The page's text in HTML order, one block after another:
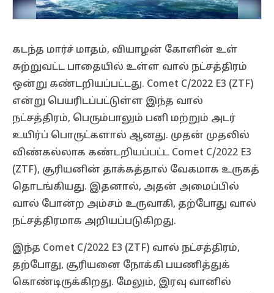
கடந்த மார்ச் மாதம், வியாழன் கோளின் உள்
சுற்றுவட்ட பாதையில் உள்ள வால் நட்சத்திரம்
ஒன்று கண்டறியப்பட்டது. Comet C/2022 E3 (ZTF)
என்று பெயரிடப்பட்டுள்ள இந்த வால்
நட்சத்திரம், பெரும்பாலும் பனி மற்றும் அடர்
உயிர்ப் பொருட்களால் ஆனது. முதன் முதலில்
விண்கல்லாக கண்டறியப்பட்ட Comet C/2022 E3
(ZTF), சூரியனின் தாக்கத்தால் வேகமாக உருகத்
தொடங்கியது. இதனால், அதன் அமைப்பில்
வால் போன்ற அம்சம் உருவாகி, தற்போது வால்
நட்சத்திரமாக அறியப்படுகிறது.
இந்த Comet C/2022 E3 (ZTF) வால் நட்சத்திரம்,
தற்போது, சூரியனை நோக்கி பயணித்துக்
கொண்டிருக்கிறது. மேலும், இரவு வானில்